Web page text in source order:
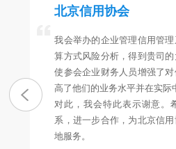
北京信用协会
我会举办的企业管理信用管
算方式风险分析，得到贵司
使参会企业财务人员增强了
高了他们的业务水平并在实际
对此，我会特此表示谢意。
系，进一步合作，为北京信
地服务。